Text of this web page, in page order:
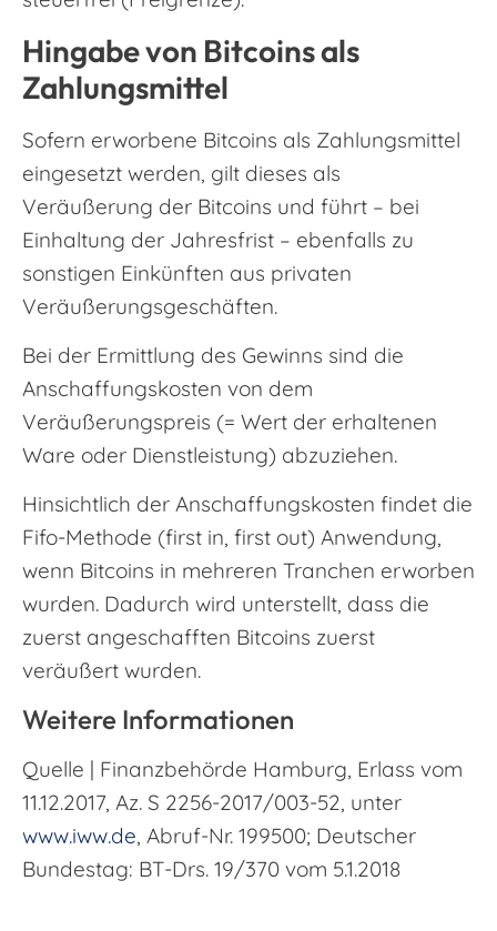
Hingabe von Bitcoins als
Zahlungsmittel
Sofern erworbene Bitcoins als Zahlungsmittel
eingesetzt werden, gilt dieses als
Veräußerung der Bitcoins und führt – bei
Einhaltung der Jahresfrist – ebenfalls zu
sonstigen Einkünften aus privaten
Veräußerungsgeschäften.
Bei der Ermittlung des Gewinns sind die
Anschaffungskosten von dem
Veräußerungspreis (= Wert der erhaltenen
Ware oder Dienstleistung) abzuziehen.
Hinsichtlich der Anschaffungskosten findet die
Fifo-Methode (first in, first out) Anwendung,
wenn Bitcoins in mehreren Tranchen erworben
wurden. Dadurch wird unterstellt, dass die
zuerst angeschafften Bitcoins zuerst
veräußert wurden.
Weitere Informationen
Quelle | Finanzbehörde Hamburg, Erlass vom
11.12.2017, Az. S 2256-2017/003-52, unter
www.iww.de , Abruf-Nr. 199500; Deutscher
Bundestag: BT-Drs. 19/370 vom 5.1.2018